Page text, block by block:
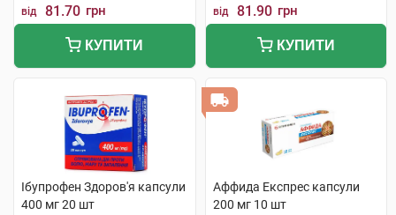
від 81.70 грн
КУПИТИ
від 81.90 грн
КУПИТИ
Ібупрофен Здоров'я капсули
400 мг 20 шт
Аффида Експрес капсули
200 мг 10 шт